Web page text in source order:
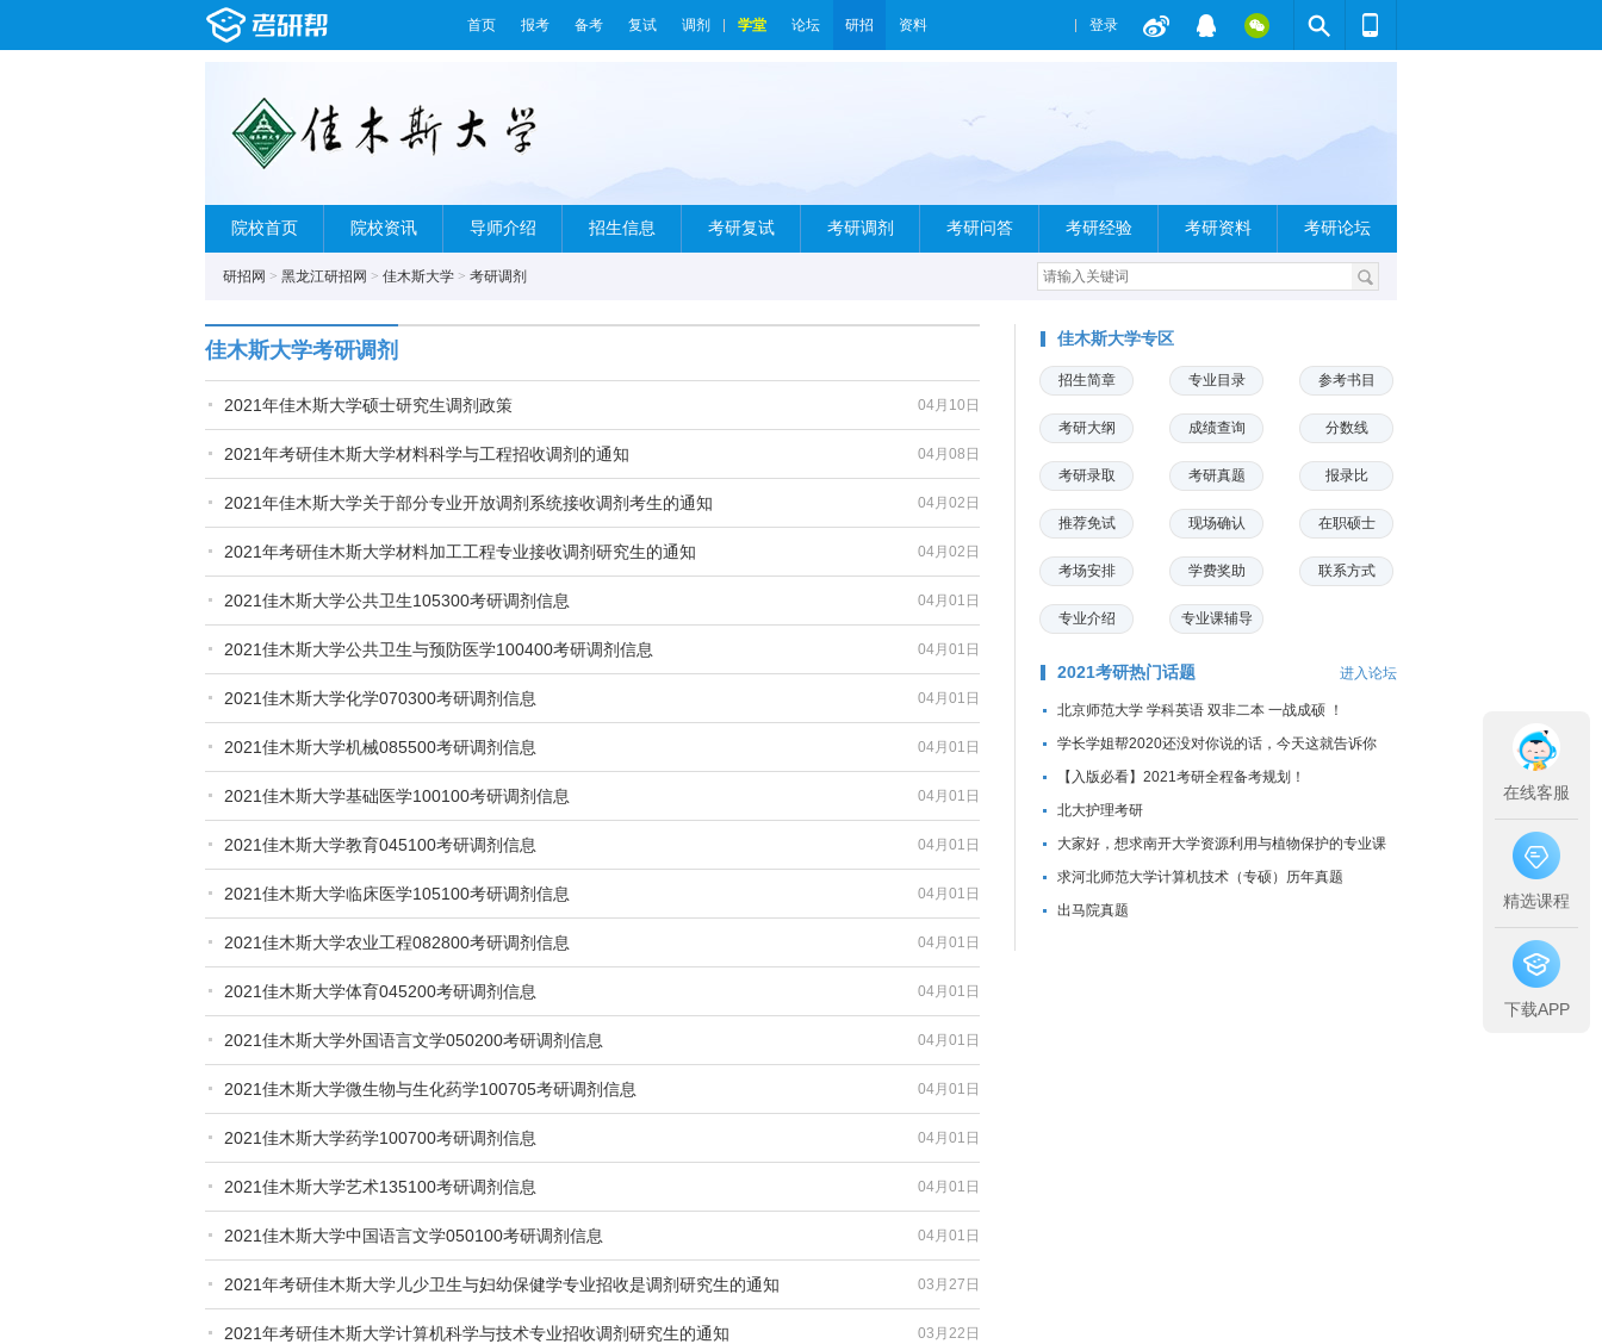
首页 报考 备考 复试 调剂 学堂 论坛 研招 资料 登录
院校首页 院校资讯 导师介绍 招生信息 考研复试 考研调剂 考研问答 考研经验 考研资料 考研论坛
研招网 > 黑龙江研招网 > 佳木斯大学 > 考研调剂
佳木斯大学考研调剂
04月10日
2021年佳木斯大学硕士研究生调剂政策
04月08日
2021年考研佳木斯大学材料科学与工程招收调剂的通知
04月02日
2021年佳木斯大学关于部分专业开放调剂系统接收调剂考生的通知
04月02日
2021年考研佳木斯大学材料加工工程专业接收调剂研究生的通知
04月01日
2021佳木斯大学公共卫生105300考研调剂信息
04月01日
2021佳木斯大学公共卫生与预防医学100400考研调剂信息
04月01日
2021佳木斯大学化学070300考研调剂信息
04月01日
2021佳木斯大学机械085500考研调剂信息
04月01日
2021佳木斯大学基础医学100100考研调剂信息
04月01日
2021佳木斯大学教育045100考研调剂信息
04月01日
2021佳木斯大学临床医学105100考研调剂信息
04月01日
2021佳木斯大学农业工程082800考研调剂信息
04月01日
2021佳木斯大学体育045200考研调剂信息
04月01日
2021佳木斯大学外国语言文学050200考研调剂信息
04月01日
2021佳木斯大学微生物与生化药学100705考研调剂信息
04月01日
2021佳木斯大学药学100700考研调剂信息
04月01日
2021佳木斯大学艺术135100考研调剂信息
04月01日
2021佳木斯大学中国语言文学050100考研调剂信息
03月27日
2021年考研佳木斯大学儿少卫生与妇幼保健学专业招收是调剂研究生的通知
03月22日
2021年考研佳木斯大学计算机科学与技术专业招收调剂研究生的通知
佳木斯大学专区
招生简章 专业目录 参考书目
考研大纲 成绩查询 分数线
考研录取 考研真题 报录比
推荐免试 现场确认 在职硕士
考场安排 学费奖助 联系方式
专业介绍 专业课辅导
2021考研热门话题 进入论坛
北京师范大学 学科英语 双非二本 一战成硕 ！
学长学姐帮2020还没对你说的话，今天这就告诉你
【入版必看】2021考研全程备考规划！
北大护理考研
大家好，想求南开大学资源利用与植物保护的专业课
资料...
求河北师范大学计算机技术（专硕）历年真题
出马院真题
在线客服
精选课程
下载APP